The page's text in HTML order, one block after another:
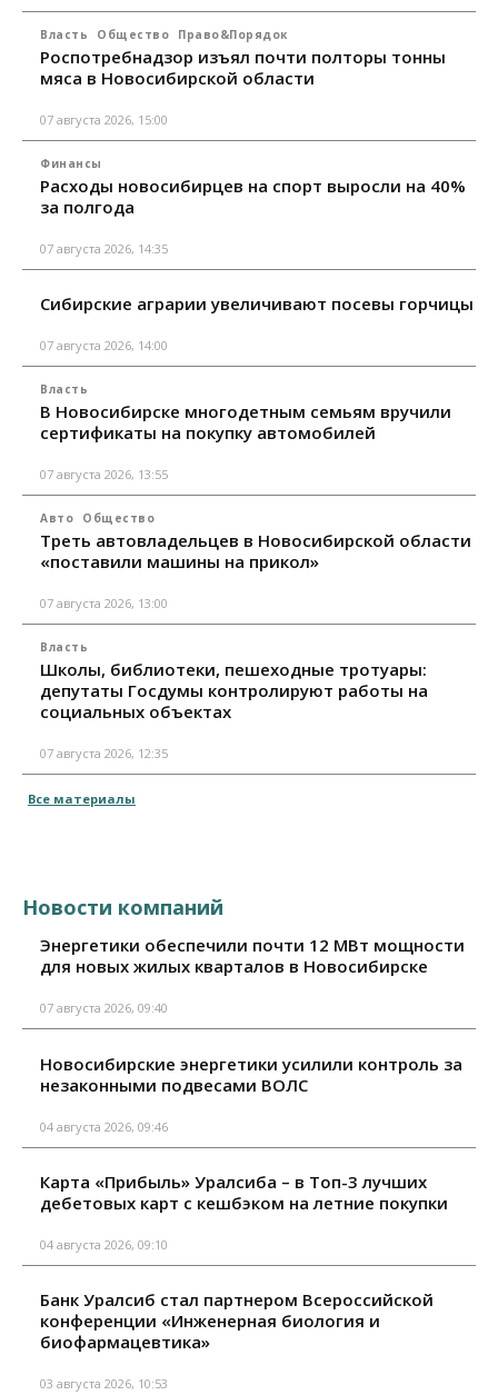
Власть Общество Право&Порядок
Роспотребнадзор изъял почти полторы тонны
мяса в Новосибирской области
07 августа 2026, 15:00
Финансы
Расходы новосибирцев на спорт выросли на 40%
за полгода
07 августа 2026, 14:35
Сибирские аграрии увеличивают посевы горчицы
07 августа 2026, 14:00
Власть
В Новосибирске многодетным семьям вручили
сертификаты на покупку автомобилей
07 августа 2026, 13:55
Авто Общество
Треть автовладельцев в Новосибирской области
«поставили машины на прикол»
07 августа 2026, 13:00
Власть
Школы, библиотеки, пешеходные тротуары:
депутаты Госдумы контролируют работы на
социальных объектах
07 августа 2026, 12:35
Все материалы
Новости компаний
Энергетики обеспечили почти 12 МВт мощности
для новых жилых кварталов в Новосибирске
07 августа 2026, 09:40
Новосибирские энергетики усилили контроль за
незаконными подвесами ВОЛС
04 августа 2026, 09:46
Карта «Прибыль» Уралсиба – в Топ-3 лучших
дебетовых карт с кешбэком на летние покупки
04 августа 2026, 09:10
Банк Уралсиб стал партнером Всероссийской
конференции «Инженерная биология и
биофармацевтика»
03 августа 2026, 10:53